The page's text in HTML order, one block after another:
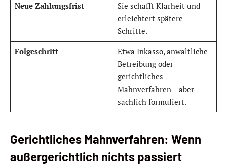
Neue Zahlungsfrist
Sie schafft Klarheit und
erleichtert spätere
Schritte.
Folgeschritt
Etwa Inkasso, anwaltliche
Betreibung oder
gerichtliches
Mahnverfahren – aber
sachlich formuliert.
Gerichtliches Mahnverfahren: Wenn
außergerichtlich nichts passiert